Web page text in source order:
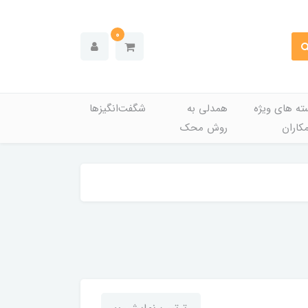
0
های ویژه
همدلی به
روش محک
شگفت‌انگیزها